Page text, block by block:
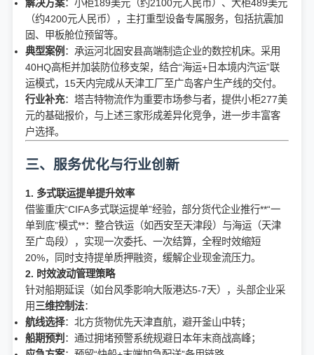
解决方案：小柜189美元（约2100元人民币）、大柜489美元
（约4200元人民币），主打重型设备专属服务，包括抗震加
固、甲板舱位预留等。
典型案例 ：承运河北固安县高端制造企业的数控机床。采用
40HQ高柜并加装防位移支架，结合“海运+日本境内汽运”联
运模式，15天内完成从天津工厂至广岛客户生产线的交付。
行业补充：塔吉特物流作为重要市场参与者，提供小柜277美
元的基础报价，与上述三家形成差异化竞争，进一步丰富客
户选择。
三、服务优化与行业创新
1. 多式联运提单提升效率
借鉴重庆“CIFA多式联运提单”经验，部分货代企业推行**“一
单到底”模式**：整合铁运（如西安至天津段）与海运（天津
至广岛段），实现一次委托、一次结算，全程时效缩短
20%，同时支持提单质押融资，缓解企业现金流压力。
2. 时效波动管理策略
针对船期延误（如台风季影响大阪港达5-7天），头部企业采
用三维控制法：
航线选择：北方货物优先天津直航，避开釜山中转；
船期预判 ：通过拥堵预警系统规避日本年末商战高峰；